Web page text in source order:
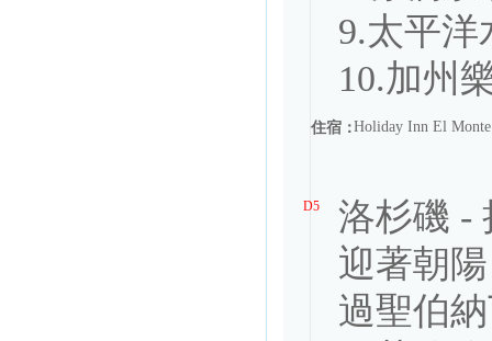
9.太平洋
10.加州
住宿：Holiday Inn El
D5
洛杉磯 -
迎著朝
過聖伯